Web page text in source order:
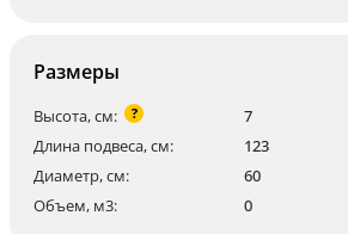
Размеры
Высота, см: ?
7
Длина подвеса, см:
123
Диаметр, см:
60
Объем, м3:
0